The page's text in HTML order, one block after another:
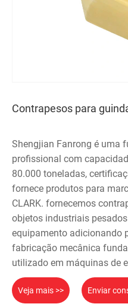
Contrapesos para
Shengjian Fanrong é uma
profissional com
80.000 toneladas,
fornece produtos para
CLARK. fornecemos
objetos industriais
equipamento adicionando
fabricação mecânica
utilizado em máquinas de
Veja mais >> Enviar